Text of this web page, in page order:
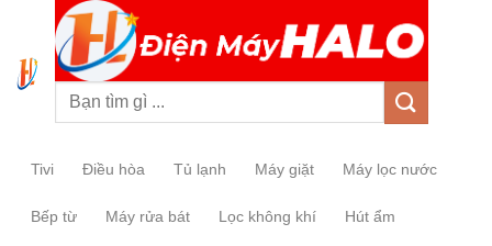
Tivi Điều hòa Tủ lạnh Máy giặt Máy lọc nước
Bếp từ Máy rửa bát Lọc không khí Hút ẩm